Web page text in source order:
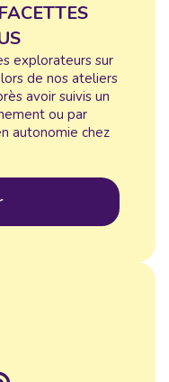
explorateurs sur
de nos ateliers
avoir suivis un
ou par
autonomie chez